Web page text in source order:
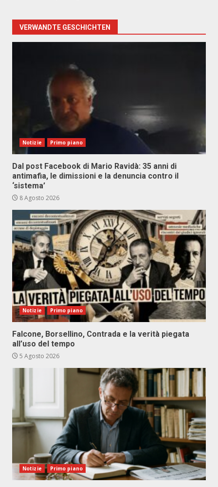
VERWANDTE GESCHICHTEN
Notizie Primo piano
Dal post Facebook di Mario Ravidà: 35 anni di
antimafia, le dimissioni e la denuncia contro il
‘sistema’
8 Agosto 2026
Notizie Primo piano
Falcone, Borsellino, Contrada e la verità piegata
all’uso del tempo
5 Agosto 2026
Notizie Primo piano